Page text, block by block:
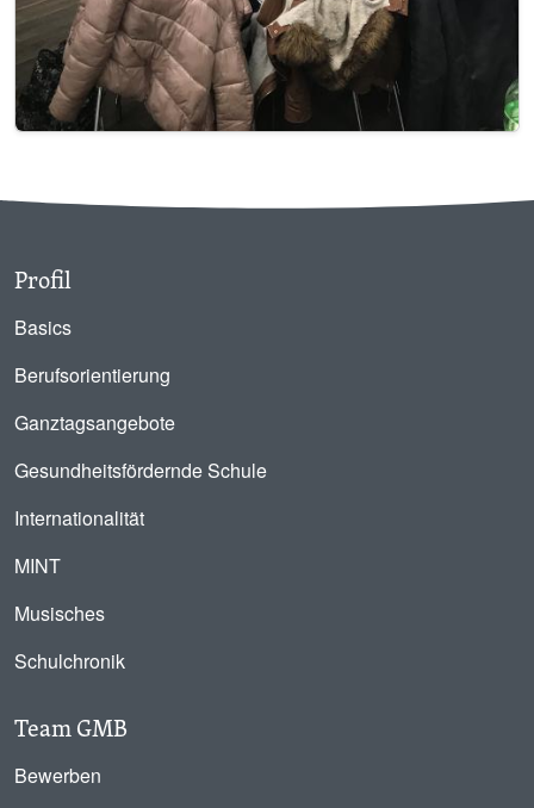
Profil
Basics
Berufsorientierung
Ganztagsangebote
Gesundheitsfördernde Schule
Internationalität
MINT
Musisches
Schulchronik
Team GMB
Bewerben